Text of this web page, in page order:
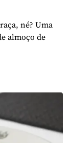
né? Uma
almoço de